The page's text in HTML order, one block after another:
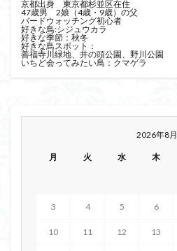
京都出身 東京都杉並区在住
47歳男 2娘（4歳・9歳）の父
バードウォッチング初心者
好きな鳥:シジュウカラ
好きな季節：秋冬
好きな鳥スポット：
善福寺川緑地、井の頭公園、野川公園
いちど会ってみたい鳥：クマゲラ
2026年8月
月 火 水 木
3 4 5 6
10 11 12 13